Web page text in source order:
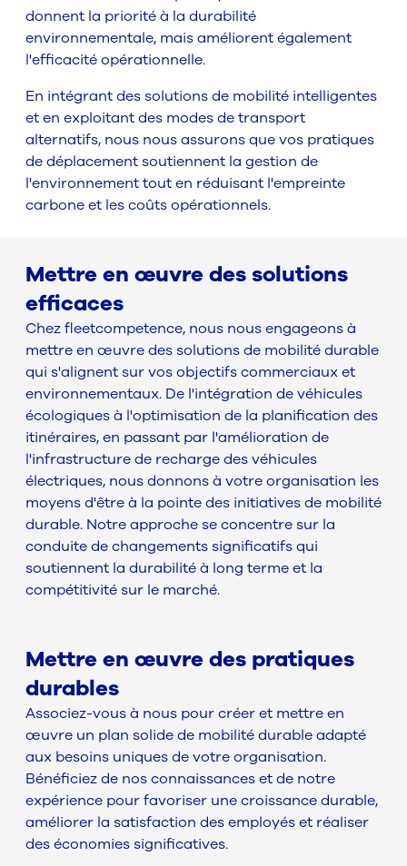
donnent la priorité à la durabilité
environnementale, mais améliorent également
l'efficacité opérationnelle.
En intégrant des solutions de mobilité intelligentes
et en exploitant des modes de transport
alternatifs, nous nous assurons que vos pratiques
de déplacement soutiennent la gestion de
l'environnement tout en réduisant l'empreinte
carbone et les coûts opérationnels.
Mettre en œuvre des solutions
efficaces
Chez fleetcompetence, nous nous engageons à
mettre en œuvre des solutions de mobilité durable
qui s'alignent sur vos objectifs commerciaux et
environnementaux. De l'intégration de véhicules
écologiques à l'optimisation de la planification des
itinéraires, en passant par l'amélioration de
l'infrastructure de recharge des véhicules
électriques, nous donnons à votre organisation les
moyens d'être à la pointe des initiatives de mobilité
durable. Notre approche se concentre sur la
conduite de changements significatifs qui
soutiennent la durabilité à long terme et la
compétitivité sur le marché.
Mettre en œuvre des pratiques
durables
Associez-vous à nous pour créer et mettre en
œuvre un plan solide de mobilité durable adapté
aux besoins uniques de votre organisation.
Bénéficiez de nos connaissances et de notre
expérience pour favoriser une croissance durable,
améliorer la satisfaction des employés et réaliser
des économies significatives.